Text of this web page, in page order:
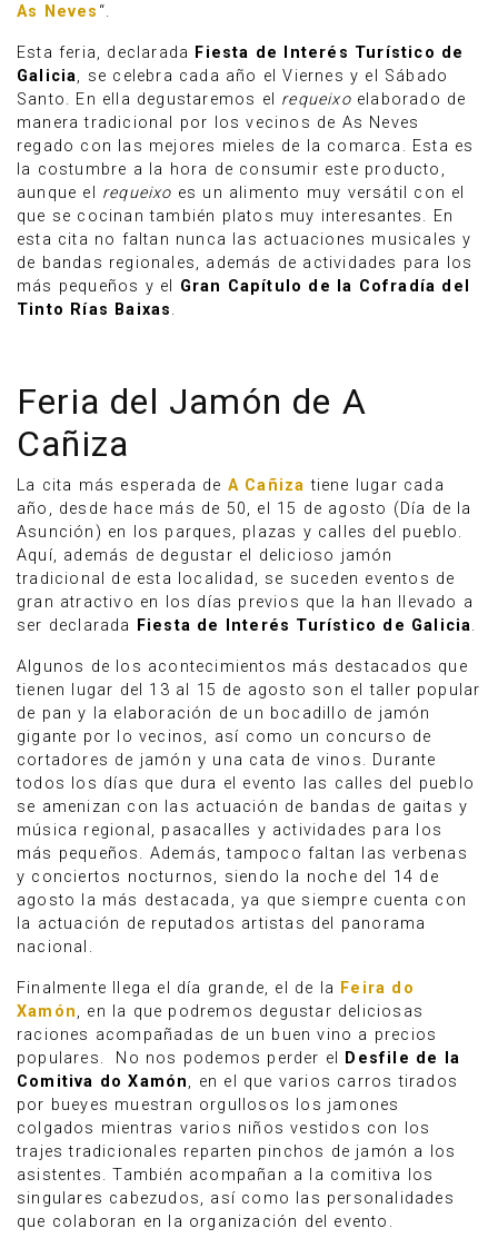
As Neves “.
Esta feria, declarada Fiesta de Interés Turístico de
Galicia, se celebra cada año el Viernes y el Sábado
Santo. En ella degustaremos el requeixoelaborado de
manera tradicional por los vecinos de As Neves
regado con las mejores mieles de la comarca. Esta es
la costumbre a la hora de consumir este producto,
aunque el requeixo es un alimento muy versátil con el
que se cocinan también platos muy interesantes. En
esta cita no faltan nunca las actuaciones musicales y
de bandas regionales, además de actividades para los
más pequeños y el Gran Capítulo de la Cofradía del
Tinto Rías Baixas.
Feria del Jamón de A
Cañiza
La cita más esperada de A Cañiza tiene lugar cada
año, desde hace más de 50, el 15 de agosto (Día de la
Asunción) en los parques, plazas y calles del pueblo.
Aquí, además de degustar el delicioso jamón
tradicional de esta localidad, se suceden eventos de
gran atractivo en los días previos que la han llevado a
ser declarada
Fiesta de Interés Turístico de Galicia.
Algunos de los acontecimientos más destacados que
tienen lugar del 13 al 15 de agosto son el taller popular
de pan y la elaboración de un bocadillo de jamón
gigante por lo vecinos, así como un concurso de
cortadores de jamón y una cata de vinos. Durante
todos los días que dura el evento las calles del pueblo
se amenizan con las actuación de bandas de gaitas y
música regional, pasacalles y actividades para los
más pequeños. Además, tampoco faltan las verbenas
y conciertos nocturnos, siendo la noche del 14 de
agosto la más destacada, ya que siempre cuenta con
la actuación de reputados artistas del panorama
nacional.
Finalmente llega el día grande, el de la Feira do
Xamón, en la que podremos degustar deliciosas
raciones acompañadas de un buen vino a precios
populares. No nos podemos perder el
Desfile de la
Comitiva do Xamón, en el que varios carros tirados
por bueyes muestran orgullosos los jamones
colgados mientras varios niños vestidos con los
trajes tradicionales reparten pinchos de jamón a los
asistentes. También acompañan a la comitiva los
singulares cabezudos, así como las personalidades
que colaboran en la organización del evento.